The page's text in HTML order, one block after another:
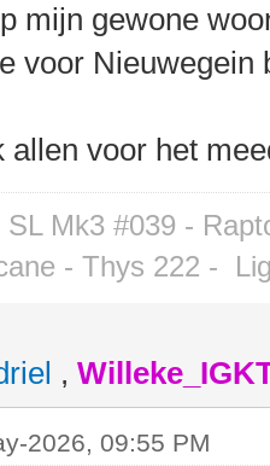
mijn gewone
voor Nieuwegein
allen voor het
SL Mk3 #039 -
- Thys 222 -
,
2026, 09:55 PM